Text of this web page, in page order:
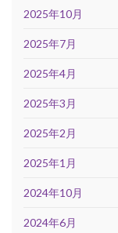
2025年10月
2025年7月
2025年4月
2025年3月
2025年2月
2025年1月
2024年10月
2024年6月